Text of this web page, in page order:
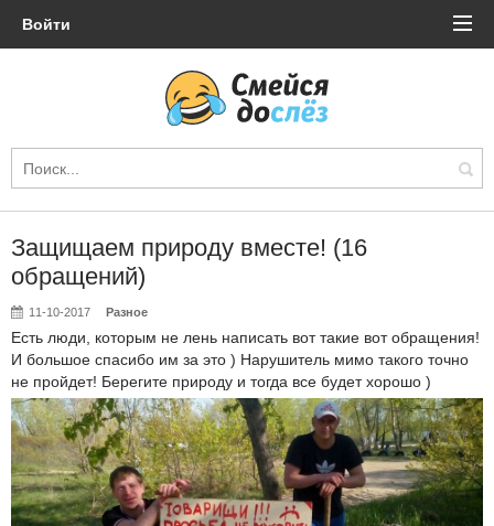
Войти
Защищаем природу вместе! (16
обращений)
11-10-2017 Разное
Есть люди, которым не лень написать вот такие вот обращения!
И большое спасибо им за это ) Нарушитель мимо такого точно
не пройдет! Берегите природу и тогда все будет хорошо )